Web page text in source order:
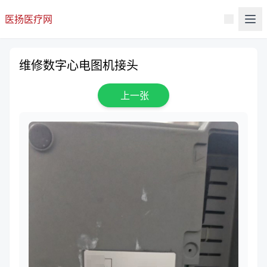
医扬医疗网
维修数字心电图机接头
上一张